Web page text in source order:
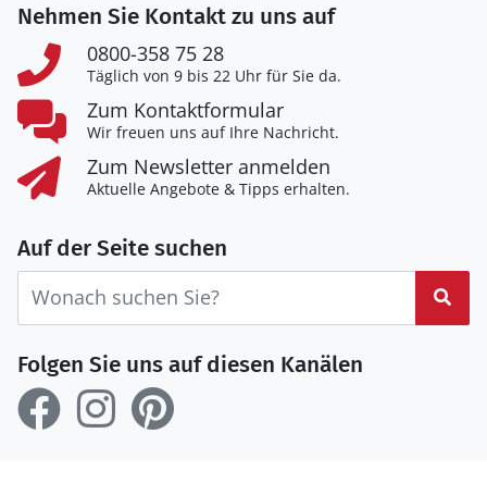
Nehmen Sie Kontakt zu uns auf
0800-358 75 28
Täglich von 9 bis 22 Uhr für Sie da.
Zum Kontaktformular
Wir freuen uns auf Ihre Nachricht.
Zum Newsletter anmelden
Aktuelle Angebote & Tipps erhalten.
Auf der Seite suchen
Folgen Sie uns auf diesen Kanälen